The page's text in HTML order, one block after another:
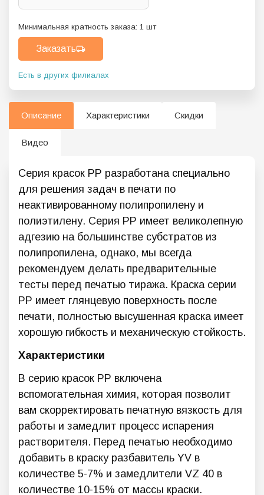
Минимальная кратность заказа: 1 шт
Заказать
Есть в других филиалах
Описание Характеристики Скидки
Видео
Серия красок PР разработана специально
для решения задач в печати по
неактивированному полипропилену и
полиэтилену. Серия РР имеет великолепную
адгезию на большинстве субстратов из
полипропилена, однако, мы всегда
рекомендуем делать предварительные
тесты перед печатью тиража. Краска серии
РР имеет глянцевую поверхность после
печати, полностью высушенная краска имеет
хорошую гибкость и механическую стойкость.
Характеристики
В серию красок PP включена
вспомогательная химия, которая позволит
вам скорректировать печатную вязкость для
работы и замедлит процесс испарения
растворителя. Перед печатью необходимо
добавить в краску разбавитель YV в
количестве 5-7% и замедлители VZ 40 в
количестве 10-15% от массы краски.